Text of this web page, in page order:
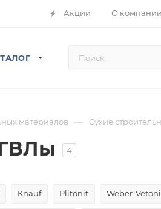
Акции О компании
материалов — Сухие
4
Knauf Plitonit Weber-